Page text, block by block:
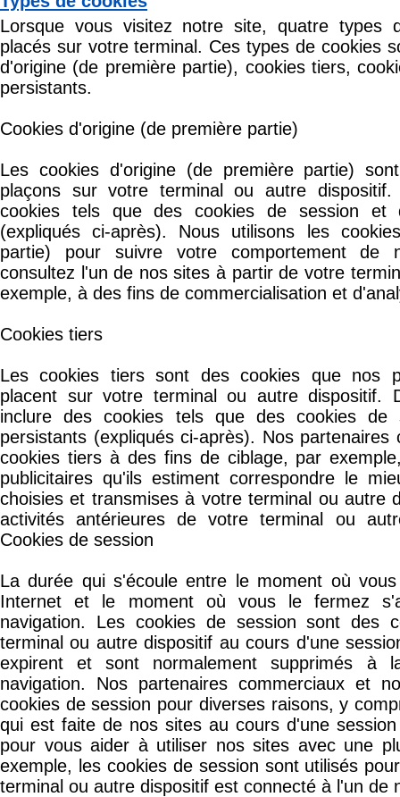
Lorsque vous visitez notre site, quatre types
placés sur votre terminal. Ces types de cookies
d'origine (de première partie), cookies tiers,
persistants.
Cookies d'origine (de première partie)
Les cookies d'origine (de première partie)
plaçons sur votre terminal ou autre
cookies tels que des cookies de session et
(expliqués ci-après). Nous utilisons les
partie) pour suivre votre comportement de
consultez l'un de nos sites à partir de votre
exemple, à des fins de commercialisation et
Cookies tiers
Les cookies tiers sont des cookies que nos
placent sur votre terminal ou autre dispositif.
inclure des cookies tels que des cookies de
persistants (expliqués ci-après). Nos partenaires
cookies tiers à des fins de ciblage, par
publicitaires qu'ils estiment correspondre le
choisies et transmises à votre terminal ou autre
activités antérieures de votre terminal ou
Cookies de session
La durée qui s'écoule entre le moment où
Internet et le moment où vous le fermez
navigation. Les cookies de session sont des
terminal ou autre dispositif au cours d'une
expirent et sont normalement supprimés à
navigation. Nos partenaires commerciaux et
cookies de session pour diverses raisons, y
qui est faite de nos sites au cours d'une
pour vous aider à utiliser nos sites avec une
exemple, les cookies de session sont utilisés
terminal ou autre dispositif est connecté à l'un de